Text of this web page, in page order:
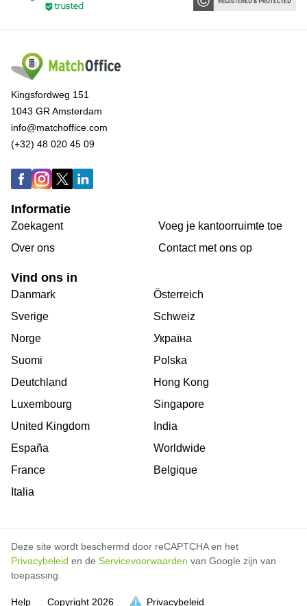
Kingsfordweg 151
1043 GR Amsterdam
info@matchoffice.com
(+32) 48 020 45 09
Informatie
Zoekagent
Over ons
Voeg je kantoorruimte toe
Сontact met ons op
Vind ons in
Danmark
Sverige
Norge
Suomi
Deutchland
Luxembourg
United Kingdom
España
France
Italia
Österreich
Schweiz
Україна
Polska
Hong Kong
Singapore
India
Worldwide
Belgique
Deze site wordt beschermd door reCAPTCHA en het
Privacybeleid en de Servicevoorwaarden van Google zijn van
toepassing.
Help Copyright 2026 Privacybeleid